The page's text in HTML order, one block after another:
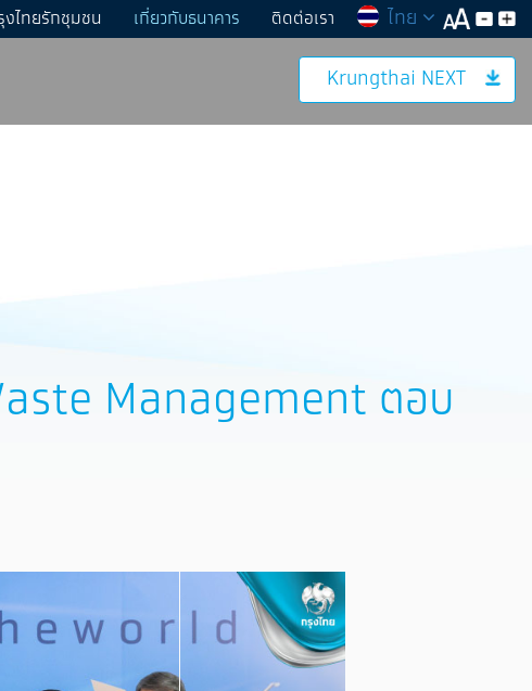
งไทยรักชุมชน เกี่ยวกับธนาคาร ติดต่อเรา ไทย
Krungthai NEXT
Management ตอบ